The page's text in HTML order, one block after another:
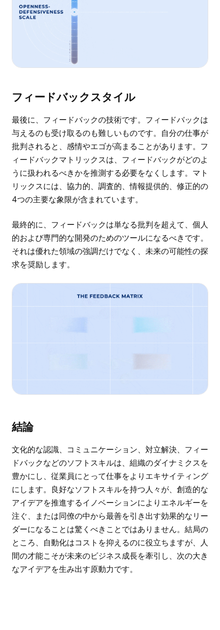
フィードバックスタイル
最後に、フィードバックの技術です。フィードバックは
与えるのも受け取るのも難しいものです。自分の仕事が
批判されると、感情やエゴが高まることがあります。フ
ィードバックマトリックスは、フィードバックがどのよ
うに扱われるべきかを推測する必要をなくします。マト
リックスには、協力的、調査的、情報提供的、修正的の
4つの主要な象限が含まれています。
最終的に、フィードバックは単なる批判を超えて、個人
的および専門的な開発のためのツールになるべきです。
それは優れた領域の強調だけでなく、未来の可能性の探
求を奨励します。
結論
文化的な認識、コミュニケーション、対立解決、フィー
ドバックなどのソフトスキルは、組織のダイナミクスを
豊かにし、従業員にとって仕事をよりエキサイティング
にします。良好なソフトスキルを持つ人々が、創造的な
アイデアを推進するイノベーションによりエネルギーを
注ぐ、または同僚の中から最善を引き出す効果的なリー
ダーになることは驚くべきことではありません。結局の
ところ、自動化はコストを抑えるのに役立ちますが、人
間の才能こそが未来のビジネス成長を牽引し、次の大き
なアイデアを生み出す原動力です。